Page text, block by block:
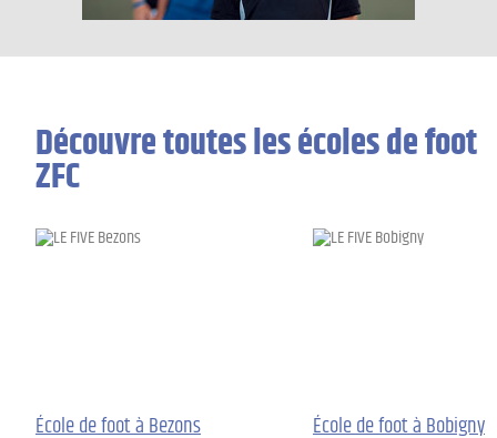
Découvre toutes les écoles de foot
ZFC
École de foot à Bezons École de foot à Bobigny